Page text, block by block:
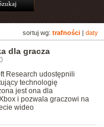
sortuj wg: trafności daty
dla gracza
Research udostępnili
technologię
jest ona dla
i pozwala graczowi na
wideo